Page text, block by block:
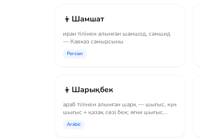
👦 Шамшат
иран тілінен алынған шамшод, самшид
— Кавказ самырсыны
Persian
👦 Шарықбек
араб тілінен алынған шарқ — шығыс, күн
шығыс + қазақ сөзі бек; яғни шығыс
Arabic